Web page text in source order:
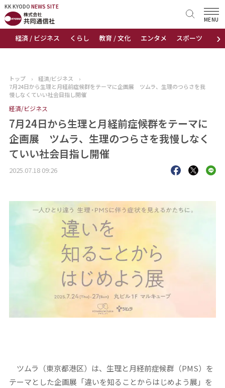
KK KYODO NEWS SITE
›
経済 / ビジネス くらし 教育 / 文化 エンタメ スポーツ 地域
MENU
KK KYODONEWS SITE
トップページ
ニュース
おすすめコンテンツ
出版物
会社概要
トップ › 経済/ビジネス
›
7月24日から生理と月経前症候群をテーマに企画展 ツムラ、生理のつらさを我
慢しなくていい社会目指し開催
経済/ビジネス
7月24日から生理と月経前症候群をテーマに
企画展 ツムラ、生理のつらさを我慢しなく
ていい社会目指し開催
2025.07.18 09:26
ツムラ（東京都港区）は、生理と月経前症候群（PMS）を
テーマとした企画展「違いを知ることからはじめよう展」を